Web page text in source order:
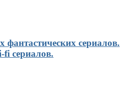
фантастических сериалов.
сериалов.